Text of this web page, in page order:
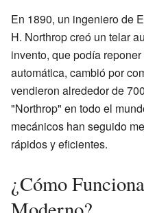
En 1890, un ingeniero de
H. Northrop creó un telar
invento, que podía
automática, cambió por
vendieron alrededor de
"Northrop" en todo el
mecánicos han seguido
rápidos y eficientes.
¿Cómo